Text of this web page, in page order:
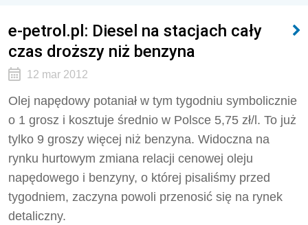
e-petrol.pl: Diesel na stacjach cały
czas droższy niż benzyna
12 mar 2012
Olej napędowy potaniał w tym tygodniu symbolicznie
o 1 grosz i kosztuje średnio w Polsce 5,75 zł/l. To już
tylko 9 groszy więcej niż benzyna. Widoczna na
rynku hurtowym zmiana relacji cenowej oleju
napędowego i benzyny, o której pisaliśmy przed
tygodniem, zaczyna powoli przenosić się na rynek
detaliczny.